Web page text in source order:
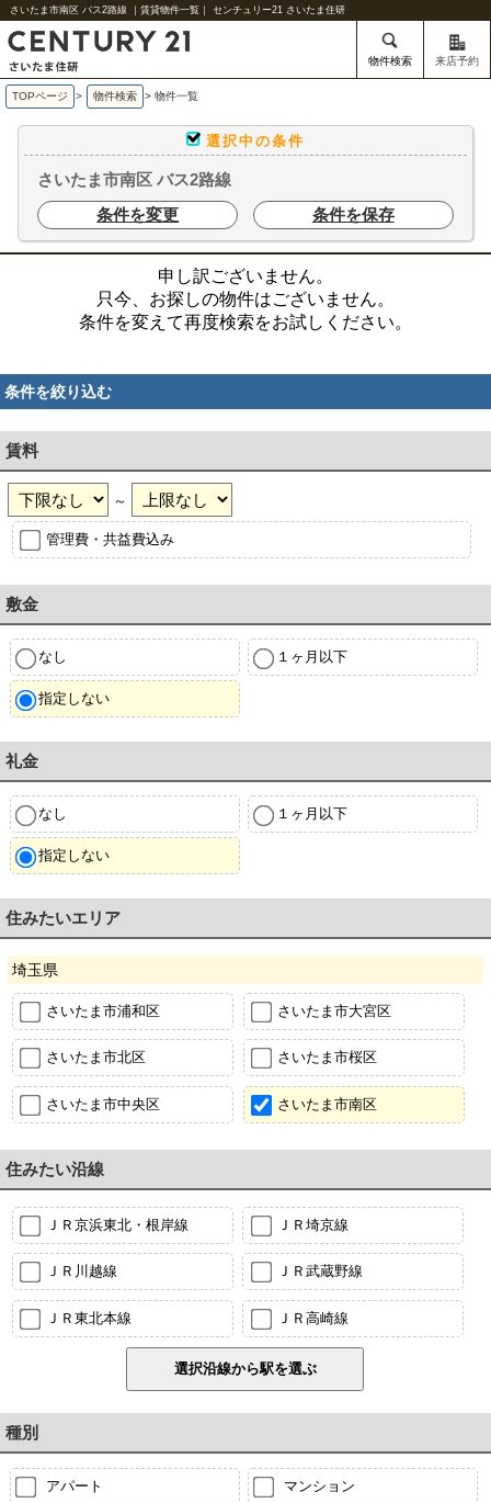
さいたま市南区 バス2路線 ｜賃貸物件一覧｜ センチュリー21 さいたま住研
物件検索 来店予約
TOPページ > 物件検索 > 物件一覧
選択中の条件
さいたま市南区 バス2路線
条件を変更
条件を保存
申し訳ございません。
只今、お探しの物件はございません。
条件を変えて再度検索をお試しください。
条件を絞り込む
賃料
～
管理費・共益費込み
敷金
なし １ヶ月以下
指定しない
礼金
なし １ヶ月以下
指定しない
住みたいエリア
埼玉県
さいたま市浦和区 さいたま市大宮区
さいたま市北区 さいたま市桜区
さいたま市中央区 さいたま市南区
住みたい沿線
ＪＲ京浜東北・根岸線 ＪＲ埼京線
ＪＲ川越線 ＪＲ武蔵野線
ＪＲ東北本線 ＪＲ高崎線
種別
アパート マンション